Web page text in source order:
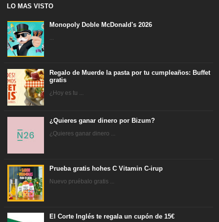
LO MAS VISTO
Monopoly Doble McDonald's 2026
Regalo de Muerde la pasta por tu cumpleaños: Buffet
gratis
¿Hoy es tu ...
¿Quieres ganar dinero por Bizum?
¿Quieres ganar dinero ...
Prueba gratis hohes C Vitamin C-irup
Nuevo pruébalo gratis ...
El Corte Inglés te regala un cupón de 15€